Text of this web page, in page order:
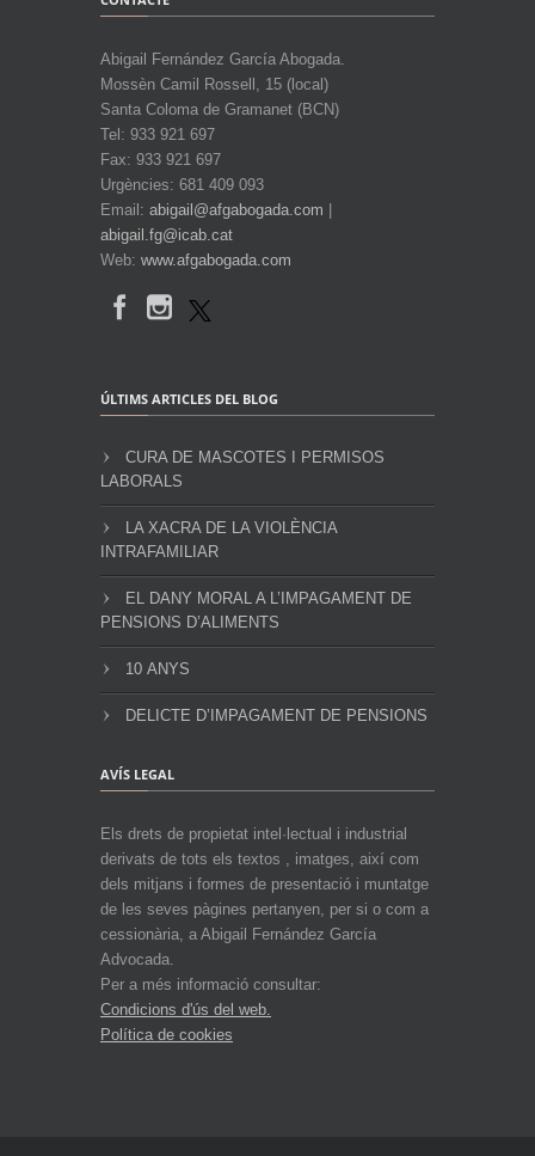
Abigail Fernández García Abogada.
Mossèn Camil Rossell, 15 (local)
Santa Coloma de Gramanet (BCN)
Tel: 933 921 697
Fax: 933 921 697
Urgències: 681 409 093
Email: abigail@afgabogada.com
abigail.fg@icab.cat
Web: www.afgabogada.com
ÚLTIMS ARTICLES DEL BLOG
CURA DE MASCOTES I PERMISOS
LABORALS
LA XACRA DE LA VIOLÈNCIA
INTRAFAMILIAR
EL DANY MORAL A L’IMPAGAMENT DE
PENSIONS D’ALIMENTS
10 ANYS
DELICTE D’IMPAGAMENT DE PENSIONS
AVÍS LEGAL
Els drets de propietat intel·lectual i industrial
derivats de tots els textos , imatges, així com
dels mitjans i formes de presentació i muntatge
de les seves pàgines pertanyen, per si o com a
cessionària, a Abigail Fernández García
Advocada.
Per a més informació consultar:
Condicions d'ús del web.
Política de cookies